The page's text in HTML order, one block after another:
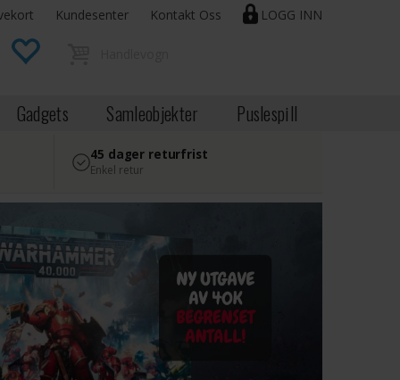
LOGG INN
Kundesenter Kontakt Oss
Gadgets Samleobjekter Puslespill
45 dager returfrist
Enkel retur